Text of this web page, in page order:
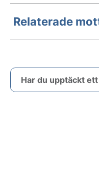
Relaterade
Har du upptäckt